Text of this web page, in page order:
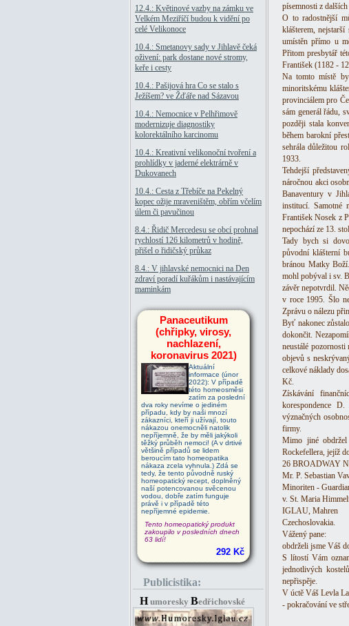
12.4.: Květinové vazby na zámku ve
Velkém Meziříčí budou k vidění po
celé Velikonoce
10.4.: Smetanovy sady v Jihlavě čeká
oživení: park dostane nové stromy,
keře i cesty
10.4.: Pašijová hra Co se stalo s
Ježíšem? ve Žďáře nad Sázavou
10.4.: Nemocnice v Pelhřimově
modernizuje diagnostiky
kolorektálního karcinomu
10.4.: Kreativní velikonoční tvoření a
prohlídky v jaderné elektrárně v
Dukovanech
10.4.: Cesta z Třebíče na Pekelný
kopec ožije mraveništěm, obřím včelím
úlem či pavučinou
8.4.: Řidič Mercedesu se obcí prohnal
rychlostí 126 kilometrů v hodině,
přišel o řidičský průkaz
8.4.: V jihlavské nemocnici na Den
zdraví poradí kuřákům i nastávajícím
maminkám
Panaceutikum
(chřipky, virosy,
nachlazení,
koronavirus 2021)
Aktuální
informace (únor
2022): V případě
této homeosměsi
zatím za poslední
dva roky nevíme o jediném
případu, kdy by naši mnozí
zákazníci, kteří ji užívají, touto
nákazou onemocněli natolik
nepříjemně, že by měli jakýkoli
těžký průběh nemoci! (A v drtivé
většině případů se lidem
beroucím tato homeopatika
nákaza zcela vyhnula.) Zdá se
tedy, že tento původně ruský
homeopatický recept, doplněný
naší potencovanou svěcenou
vodou, dobře zatím funguje
právě i v případě této
nepříjemné epidemie.
Tento homeopatický produkt
zakoupilo v posledních dnech
63 lidí!
292 Kč
Publicistika:
H umoresky Bedřichovské
písemnosti z
O to radostnější
klášterem,
umístěn přímo u
Přitom presbytář
František (1182 -
Na tomto místě
minoritskému
provinciálem pro
sám generál řádu,
později stala
během barokní
sehrála důležitou
1933.
Tehdejší
náročnou akci
Banaventury v
institucí. Samotné
František Nosek z
nepochází ze 13.
Tady bych si
původní klášterní
bránou Matky
mohl pobýval i sv.
závěr nepotvrdil.
v roce 1995. Šlo
Zprávu o nálezu
Byť nakonec
dokončit.
neustálé
objevů s
celkové náklady
Kč.
Získávání
korespondence
význačných
firmy.
Mimo jiné obdržel
Rockefellera, jejíž
26 BROADWAY
Mr. P. Sebastian
Minoriten -
v. St. Maria
IGLAU, Mahren
Czechoslovakia.
Vážený pane:
obdrželi jsme Váš
S lítostí Vám
jednotlivých
nepřispěje.
V úctě Váš Levla
- pokračování ve